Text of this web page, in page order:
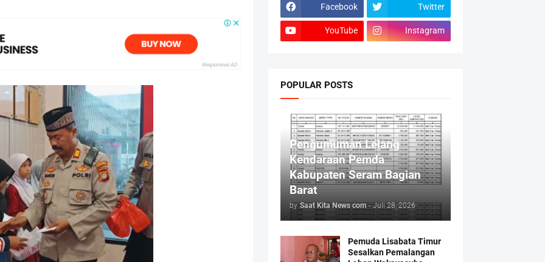
Facebook Twitter
YouTube Instagram
POPULAR POSTS
Pengumuman Lelang
Kendaraan Pemda
Kabupaten Seram Bagian
Barat
by Saat Kita News com - Juli 28, 2026
Pemuda Lisabata Timur
Sesalkan Pemalangan